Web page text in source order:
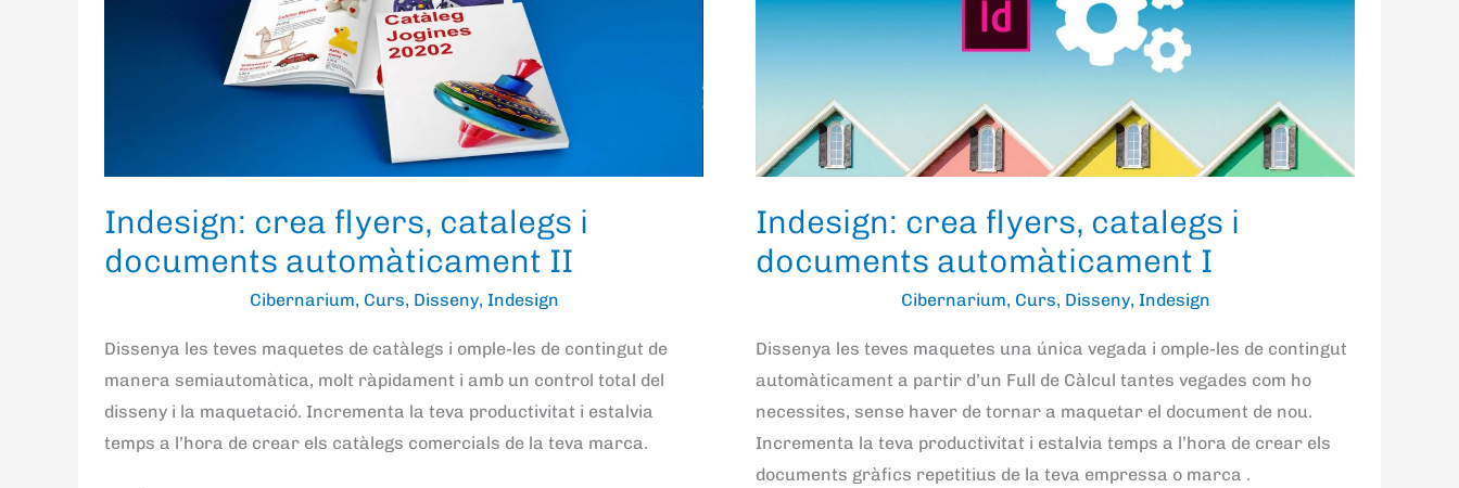
Indesign: crea flyers, catalegs i
documents automàticament II
Cibernarium, Curs, Disseny, Indesign
Dissenya les teves maquetes de catàlegs i omple-les de contingut de
manera semiautomàtica, molt ràpidament i amb un control total del
disseny i la maquetació. Incrementa la teva productivitat i estalvia
temps a l’hora de crear els catàlegs comercials de la teva marca.
Indesign: crea flyers, catalegs i
documents automàticament I
Cibernarium, Curs, Disseny, Indesign
Dissenya les teves maquetes una única vegada i omple-les de contingut
automàticament a partir d’un Full de Càlcul tantes vegades com ho
necessites, sense haver de tornar a maquetar el document de nou.
Incrementa la teva productivitat i estalvia temps a l’hora de crear els
documents gràfics repetitius de la teva empressa o marca .
flyers,
documents
automàticament
I